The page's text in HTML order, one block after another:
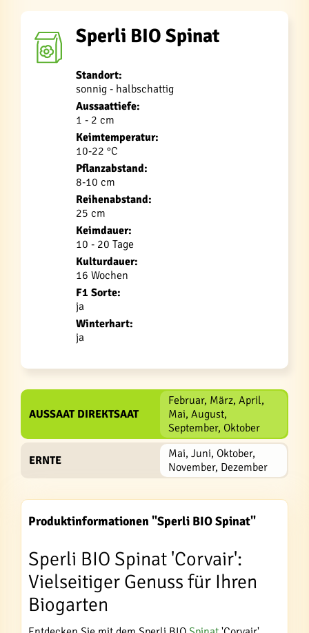
Sperli BIO Spinat
Standort:
sonnig - halbschattig
Aussaattiefe:
1 - 2 cm
Keimtemperatur:
10-22 °C
Pflanzabstand:
8-10 cm
Reihenabstand:
25 cm
Keimdauer:
10 - 20 Tage
Kulturdauer:
16 Wochen
F1 Sorte:
ja
Winterhart:
ja
AUSSAAT DIREKTSAAT
Februar, März, April,
Mai, August,
September, Oktober
ERNTE
Mai, Juni, Oktober,
November, Dezember
Produktinformationen "Sperli BIO Spinat"
Sperli BIO Spinat 'Corvair':
Vielseitiger Genuss für Ihren
Biogarten